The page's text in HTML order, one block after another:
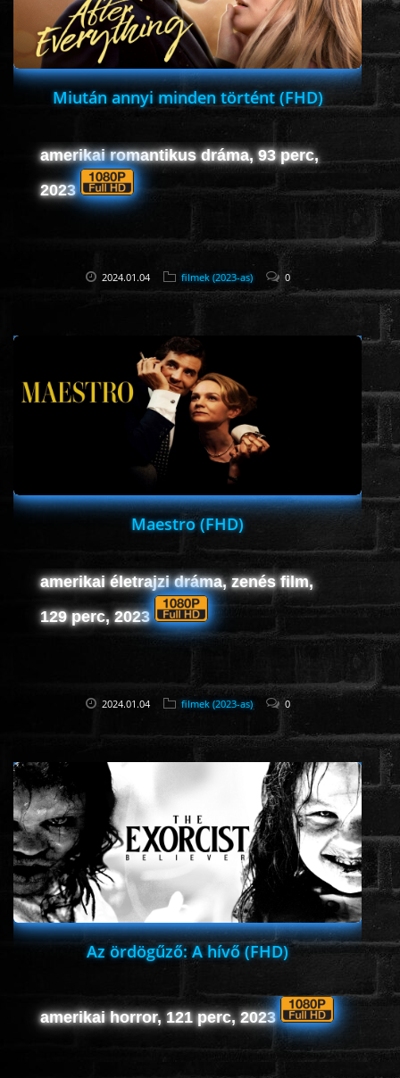
Miután annyi minden történt (FHD)
amerikai romantikus dráma, 93 perc,
2023
2024.01.04 filmek (2023-as) 0
Maestro (FHD)
amerikai életrajzi dráma, zenés film,
129 perc, 2023
2024.01.04 filmek (2023-as) 0
Az ördögűző: A hívő (FHD)
amerikai horror, 121 perc, 2023